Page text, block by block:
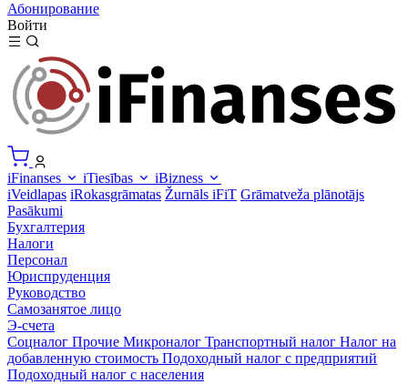
Абонирование
Войти
iFinanses iTiesības
iBizness
iVeidlapas iRokasgrāmatas Žurnāls iFiT Grāmatveža plānotājs
Pasākumi
Бухгалтерия
Налоги
Персонал
Юриспруденция
Руководство
Самозанятое лицо
Э-счета
Соцналог Прочие Микроналог Транспортный налог Налог на
добавленную стоимость Подоходный налог с предприятий
Подоходный налог с населения